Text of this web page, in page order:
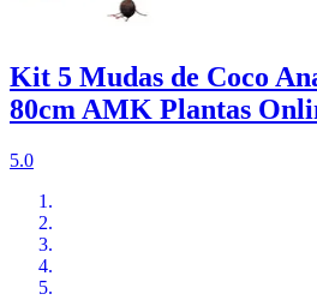
Kit 5 Mudas de Coco
80cm AMK Plantas
5.0